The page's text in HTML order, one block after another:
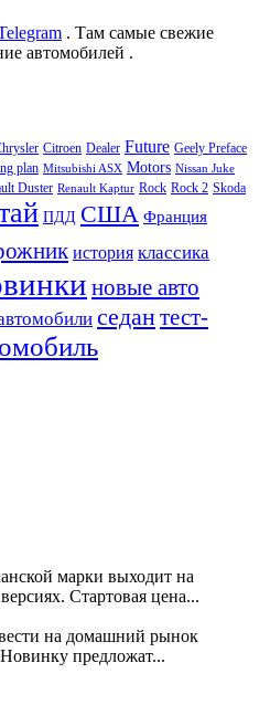
. Там самые свежие
автомобилей .
Citroen Dealer Future Geely Preface
plan Mitsubishi ASX Motors Nissan Juke
Duster Renault Kaptur Rock Rock 2 Skoda
ПДД США Франция
история классика
новые авто
седантест-
марки выходит на
Стартовая цена...
на домашний рынок
предложат...